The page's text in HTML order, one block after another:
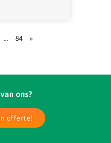
… 84 »
ons?
offerte!